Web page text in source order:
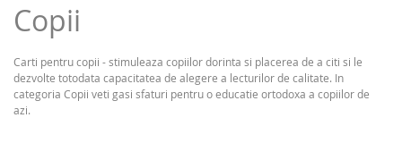
Copii
Carti pentru copii - stimuleaza copiilor dorinta si placerea de a citi si le
dezvolte totodata capacitatea de alegere a lecturilor de calitate. In
categoria Copii veti gasi sfaturi pentru o educatie ortodoxa a copiilor de
azi.